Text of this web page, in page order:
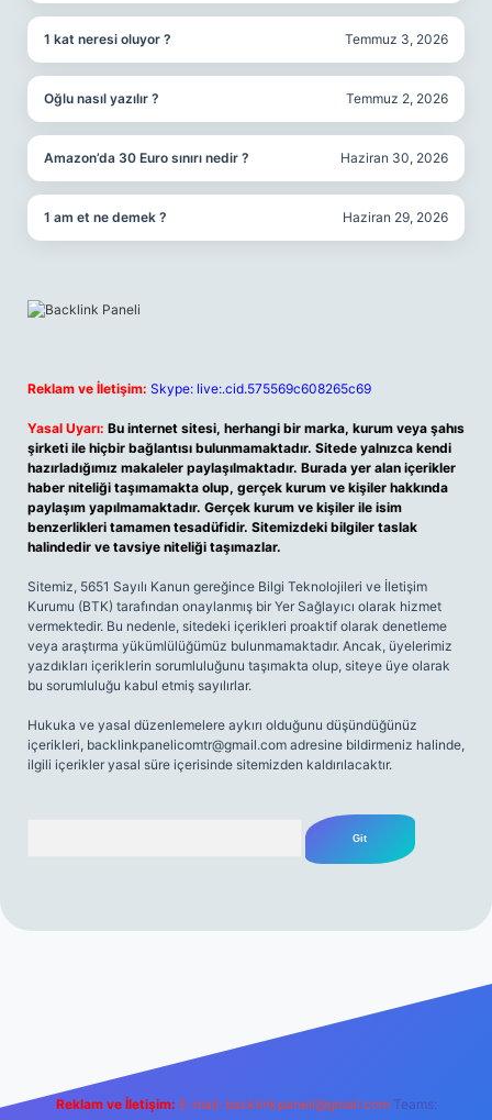
1 kat neresi oluyor ? Temmuz 3, 2026
Oğlu nasıl yazılır ? Temmuz 2, 2026
Amazon’da 30 Euro sınırı nedir ? Haziran 30, 2026
1 am et ne demek ? Haziran 29, 2026
Reklam ve İletişim: Skype: live:.cid.575569c608265c69
Yasal Uyarı: Bu internet sitesi, herhangi bir marka, kurum veya şahıs
şirketi ile hiçbir bağlantısı bulunmamaktadır. Sitede yalnızca kendi
hazırladığımız makaleler paylaşılmaktadır. Burada yer alan içerikler
haber niteliği taşımamakta olup, gerçek kurum ve kişiler hakkında
paylaşım yapılmamaktadır. Gerçek kurum ve kişiler ile isim
benzerlikleri tamamen tesadüfidir. Sitemizdeki bilgiler taslak
halindedir ve tavsiye niteliği taşımazlar.
Sitemiz, 5651 Sayılı Kanun gereğince Bilgi Teknolojileri ve İletişim
Kurumu (BTK) tarafından onaylanmış bir Yer Sağlayıcı olarak hizmet
vermektedir. Bu nedenle, sitedeki içerikleri proaktif olarak denetleme
veya araştırma yükümlülüğümüz bulunmamaktadır. Ancak, üyelerimiz
yazdıkları içeriklerin sorumluluğunu taşımakta olup, siteye üye olarak
bu sorumluluğu kabul etmiş sayılırlar.
Hukuka ve yasal düzenlemelere aykırı olduğunu düşündüğünüz
içerikleri, backlinkpanelicomtr@gmail.com adresine bildirmeniz halinde,
ilgili içerikler yasal süre içerisinde sitemizden kaldırılacaktır.
Reklam ve İletişim: E-mail: backlinkpaneli@gmail.com Teams: